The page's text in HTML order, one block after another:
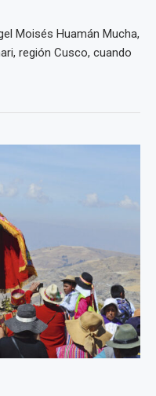
Moisés Huamán Mucha,
región Cusco, cuando